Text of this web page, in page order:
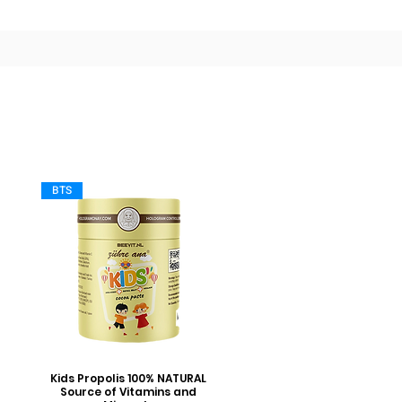
BTS
Kids Propolis 100% NATURAL
Source of Vitamins and